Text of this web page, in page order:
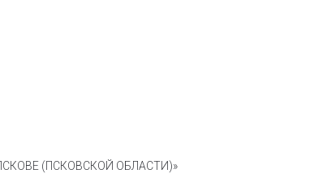
(ПСКОВСКОЙ ОБЛАСТИ)»